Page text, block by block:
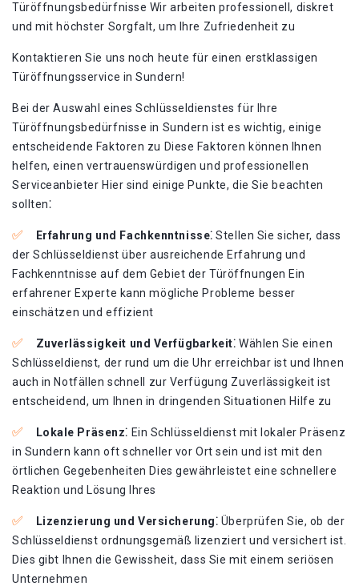
Türöffnungsbedürfnisse Wir arbeiten professionell, diskret
und mit höchster Sorgfalt, um Ihre Zufriedenheit zu
Kontaktieren Sie uns noch heute für einen erstklassigen
Türöffnungsservice in Sundern!​
Bei der Auswahl eines Schlüsseldienstes für Ihre
Türöffnungsbedürfnisse in Sundern ist es wichtig, einige
entscheidende Faktoren zu Diese Faktoren können Ihnen
helfen, einen vertrauenswürdigen und professionellen
Serviceanbieter Hier sind einige Punkte, die Sie beachten
sollten⁚
Erfahrung und Fachkenntnisse⁚ Stellen Sie sicher, dass
der Schlüsseldienst über ausreichende Erfahrung und
Fachkenntnisse auf dem Gebiet der Türöffnungen Ein
erfahrener Experte kann mögliche Probleme besser
einschätzen und effizient
Zuverlässigkeit und Verfügbarkeit⁚ Wählen Sie einen
Schlüsseldienst, der rund um die Uhr erreichbar ist und Ihnen
auch in Notfällen schnell zur Verfügung Zuverlässigkeit ist
entscheidend, um Ihnen in dringenden Situationen Hilfe zu
Lokale Präsenz⁚ Ein Schlüsseldienst mit lokaler Präsenz
in Sundern kann oft schneller vor Ort sein und ist mit den
örtlichen Gegebenheiten Dies gewährleistet eine schnellere
Reaktion und Lösung Ihres
Lizenzierung und Versicherung⁚ Überprüfen Sie, ob der
Schlüsseldienst ordnungsgemäß lizenziert und versichert ist.
Dies gibt Ihnen die Gewissheit, dass Sie mit einem seriösen
Unternehmen